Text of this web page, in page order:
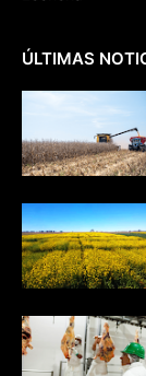
ÚLTIMAS